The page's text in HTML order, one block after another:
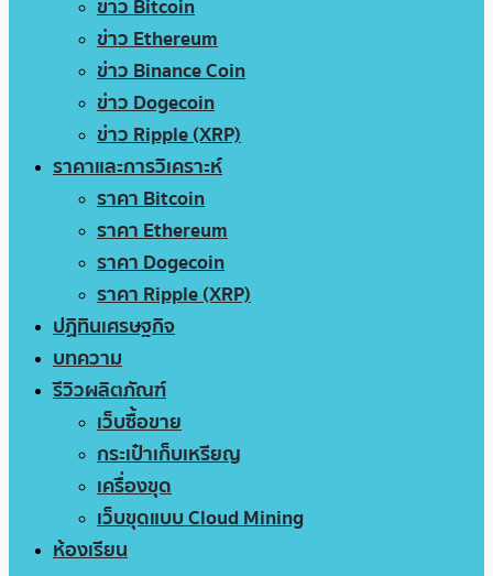
ข่าว Bitcoin
ข่าว Ethereum
ข่าว Binance Coin
ข่าว Dogecoin
ข่าว Ripple (XRP)
ราคาและการวิเคราะห์
ราคา Bitcoin
ราคา Ethereum
ราคา Dogecoin
ราคา Ripple (XRP)
ปฏิทินเศรษฐกิจ
บทความ
รีวิวผลิตภัณฑ์
เว็บซื้อขาย
กระเป๋าเก็บเหรียญ
เครื่องขุด
เว็บขุดแบบ Cloud Mining
ห้องเรียน